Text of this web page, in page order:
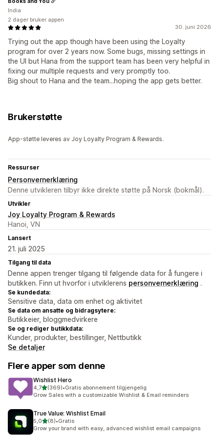
30. juni 2026
Trying out the app though have been using the Loyalty
program for over 2 years now. Some bugs, missing settings in
the UI but Hana from the support team has been very helpful in
fixing our multiple requests and very promptly too.
Big shout to Hana and the team...hoping the app gets better.
India
2 dager bruker appen
Brukerstøtte
App-støtte leveres av Joy Loyalty Program & Rewards.
Ressurser
Personvernerklæring
Denne utvikleren tilbyr ikke direkte støtte på Norsk (bokmål).
Utvikler
Joy Loyalty Program & Rewards
Hanoi, VN
Lansert
21. juli 2025
Tilgang til data
Denne appen trenger tilgang til følgende data for å fungere i
butikken. Finn ut hvorfor i utviklerens personvernerklæring .
Se kundedata:
Sensitive data, data om enhet og aktivitet
Se data om ansatte og bidragsytere:
Butikkeier, bloggmedvirkere
Se og rediger butikkdata:
Kunder, produkter, bestillinger, Nettbutikk
Se detaljer
Flere apper som denne
Wishlist Hero
4,7av 5 stjerner
(369)
Totalt 369 omtaler
•Gratis abonnement tilgjengelig
Grow Sales with a customizable Wishlist & Email reminders
True Value: Wishlist Email
5,0av 5 stjerner
(8)
Totalt 8 omtaler
•Gratis
Grow your brand with easy, advanced wishlist email campaigns